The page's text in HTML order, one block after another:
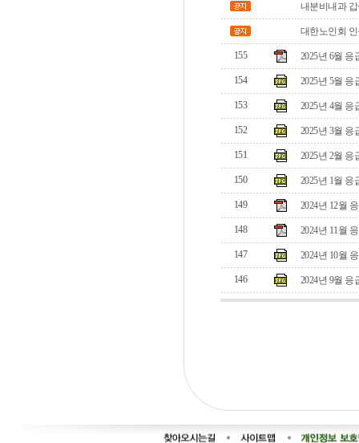
내분비내과
대한노인회
155 2025년 6월
154 2025년 5월
153 2025년 4월
152 2025년 3월
151 2025년 2월
150 2025년 1월
149 2024년 12월
148 2024년 11월
147 2024년 10월
146 2024년 9월 응